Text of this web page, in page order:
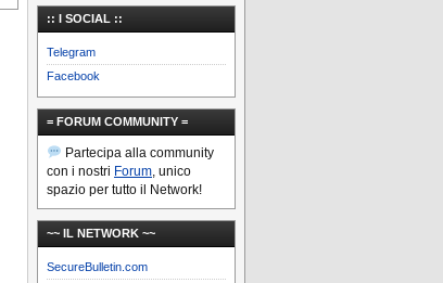
:: I SOCIAL ::
Telegram
Facebook
= FORUM COMMUNITY =
Partecipa alla community
con i nostri Forum, unico
spazio per tutto il Network!
~~ IL NETWORK ~~
SecureBulletin.com